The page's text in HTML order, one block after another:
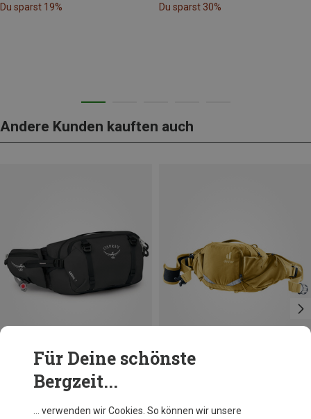
Du sparst 19% Du sparst 30%
Andere Kunden kauften auch
Du sparst 17%
Für Deine schönste
Bergzeit...
… verwenden wir Cookies. So können wir unsere